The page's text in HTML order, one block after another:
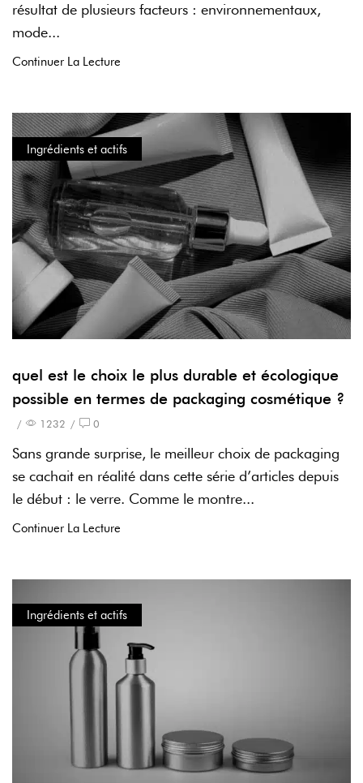
résultat de plusieurs facteurs : environnementaux,
mode...
Continuer La Lecture
Ingrédients et actifs
quel est le choix le plus durable et écologique
possible en termes de packaging cosmétique ?
/ 1232 / 0
Sans grande surprise, le meilleur choix de packaging
se cachait en réalité dans cette série d’articles depuis
le début : le verre. Comme le montre...
Continuer La Lecture
Ingrédients et actifs